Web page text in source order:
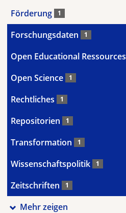
Förderung 1
Forschungsdaten 1
Open Educational Ressources
Open Science 1
Rechtliches 1
Repositorien 1
Transformation 1
Wissenschaftspolitik 1
Zeitschriften 1
Mehr zeigen